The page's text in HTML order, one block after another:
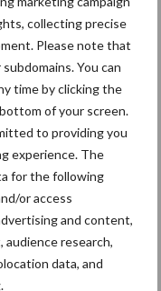
collecting precise
Please note that
You can
time by clicking the
of your screen.
to providing you
experience. The
for the following
or access
and content,
research,
data, and
nieuws
blijft grillig:
houden
vaak
voor